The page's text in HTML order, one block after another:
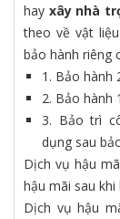
hay xây nhà
theo về vật
bảo hành riêng
1. Bảo hành
2. Bảo hành
3. Bảo trì
dụng sau
Dịch vụ hậu
hậu mãi sau
Dịch vụ hậu